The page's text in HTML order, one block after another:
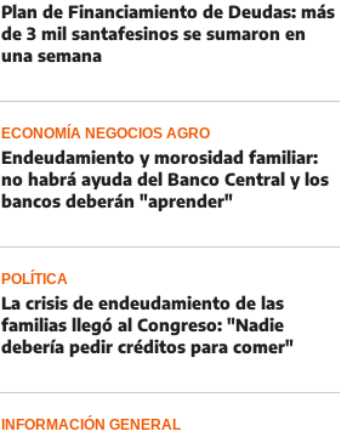
Plan de Financiamiento de Deudas: más
de 3 mil santafesinos se sumaron en
una semana
ECONOMÍA NEGOCIOS AGRO
Endeudamiento y morosidad familiar:
no habrá ayuda del Banco Central y los
bancos deberán "aprender"
POLÍTICA
La crisis de endeudamiento de las
familias llegó al Congreso: "Nadie
debería pedir créditos para comer"
INFORMACIÓN GENERAL